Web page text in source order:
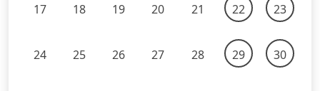
17 18 19 20 21 22 23
24 25 26 27 28 29 30